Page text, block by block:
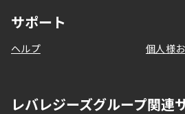
サポート
ヘルプ 個人様
レバレジーズグループ関連